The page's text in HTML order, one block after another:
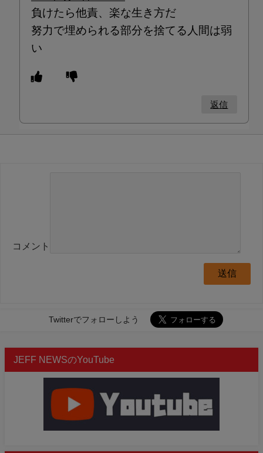
負けたら他責、楽な生き方だ
努力で埋められる部分を捨てる人間は弱
い
返信
コメント
Twitterでフォローしよう
JEFF NEWSのYouTube